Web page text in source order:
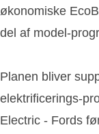
økonomiske
del af model-
Planen bliver
elektrificerings-
Electric - Fords